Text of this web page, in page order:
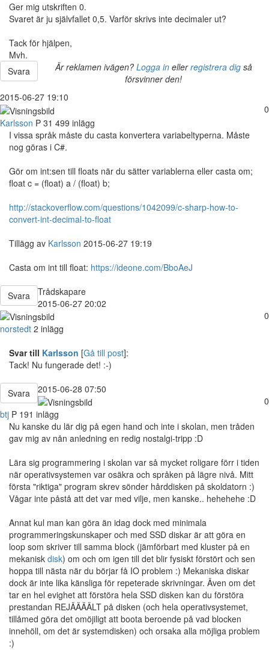
Ger mig utskriften 0.
Svaret är ju självfallet 0,5. Varför skrivs inte decimaler ut?
Tack för hjälpen,
Mvh.
Svara
Är reklamen ivägen? Logga inellerregistrera digså
försvinner den!
2015-06-27 19:10
0
Karlsson P 31 499 inlägg
I vissa språk måste du casta konvertera variabeltyperna. Måste
nog göras i C#.
Gör om int:sen till floats när du sätter variablerna eller casta om;
float c = (float) a / (float) b;
http://stackoverflow.com/questions/1042099/c-sharp-how-to-
convert-int-decimal-to-float
Tillägg av Karlsson 2015-06-27 19:19
Casta om int till float: https://ideone.com/BboAeJ
Svara
Trådskapare
2015-06-27 20:02
0
norstedt 2 inlägg
Svar till Karlsson [Gå till post]:
Tack! Nu fungerade det! :-)
Svara
2015-06-28 07:50
0
btj P 191 inlägg
Nu kanske du lär dig på egen hand och inte i skolan, men tråden
gav mig av nån anledning en redig nostalgi-tripp :D
Lära sig programmering i skolan var så mycket roligare förr i tiden
när operativsystemen var osäkra och språken på lägre nivå. Mitt
första "riktiga" program skrev sönder hårddisken på skoldatorn :)
Vågar inte påstå att det var med vilje, men kanske.. hehehehe :D
Annat kul man kan göra än idag dock med minimala
programmeringskunskaper och med SSD diskar är att göra en
loop som skriver till samma block (jämförbart med kluster på en
mekanisk disk) om och om igen till det blir fysiskt förstört och sen
hoppa till nästa när du börjar få IO problem :) Mekaniska diskar
dock är inte lika känsliga för repeterade skrivningar. Även om det
tar en hel evighet att förstöra hela SSD disken kan du förstöra
prestandan REJÄÄÄÄLT på disken (och hela operativsystemet,
tillåmed göra det omöjiligt att boota beroende på vad blocken
innehöll, om det är systemdisken) och orsaka alla möjliga problem
:)